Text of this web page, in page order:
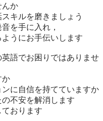
んか
キルを磨きましょう
を手に入れ，
うにお手伝いします
語でお困りではありませ
か
に自信を持てていますか
不安を解消します
おります